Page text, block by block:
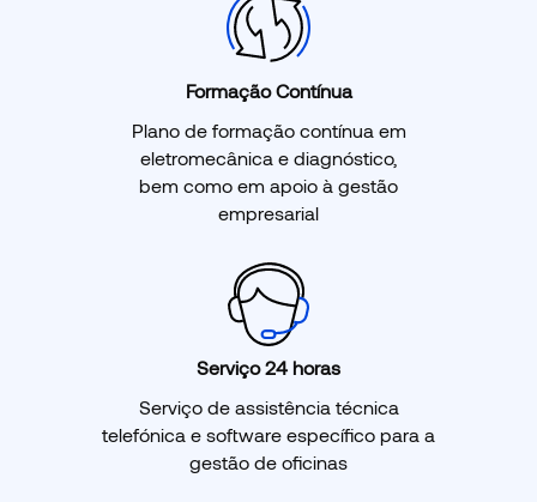
Formação Contínua
Plano de formação contínua em
eletromecânica e diagnóstico,
bem como em apoio à gestão
empresarial
Serviço 24 horas
Serviço de assistência técnica
telefónica e software específico para a
gestão de oficinas